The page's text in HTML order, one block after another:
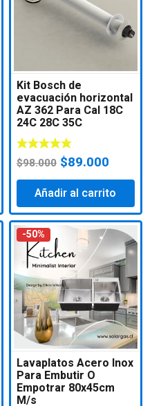
Kit Bosch de
evacuación horizontal
AZ 362 Para Cal 18C
24C 28C 35C
$98.000 El
precio
original
era:
$98.000.
$89.000
precio
actual
es:
$89.000.
Añadir al carrito
-50%
Lavaplatos Acero Inox
Para Embutir O
Empotrar 80x45cm
M/s